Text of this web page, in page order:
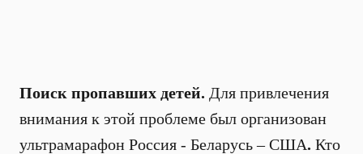
Поиск пропавших детей. Для привлечения
внимания к этой проблеме был организован
ультрамарафон Россия - Беларусь – США. Кто